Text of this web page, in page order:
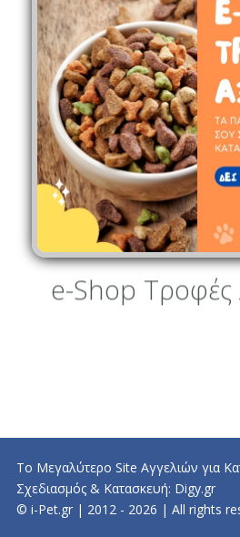
e-Shop
Το Μεγαλύτερο Site Αγγελιών για
Σχεδιασμός & Κατασκευή: Digy.gr
© i-Pet.gr | 2012 - 2026 | All rights